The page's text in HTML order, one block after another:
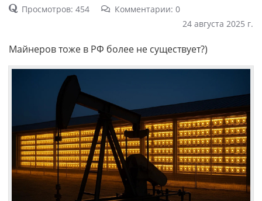
Просмотров: 454
Комментарии: 0
24 августа 2025 г.
Майнеров тоже в РФ более не существует?)